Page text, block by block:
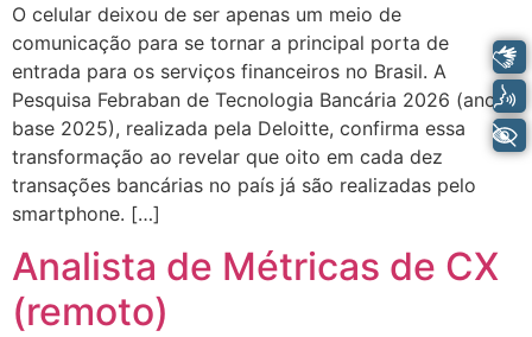
O celular deixou de ser apenas um meio de
comunicação para se tornar a principal porta de
entrada para os serviços financeiros no Brasil. A
Pesquisa Febraban de Tecnologia Bancária 2026 (ano-
base 2025), realizada pela Deloitte, confirma essa
transformação ao revelar que oito em cada dez
transações bancárias no país já são realizadas pelo
smartphone. […]
Analista de Métricas de CX
(remoto)
Libras
Voz
+ Acessibilidade